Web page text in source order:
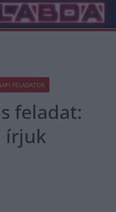
FELADATOK
feladat:
írjuk